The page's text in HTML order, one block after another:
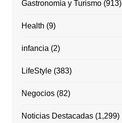
Gastronomía y Turismo(913)
Health (9)
infancia (2)
LifeStyle(383)
Negocios(82)
Noticias Destacadas(1,299)